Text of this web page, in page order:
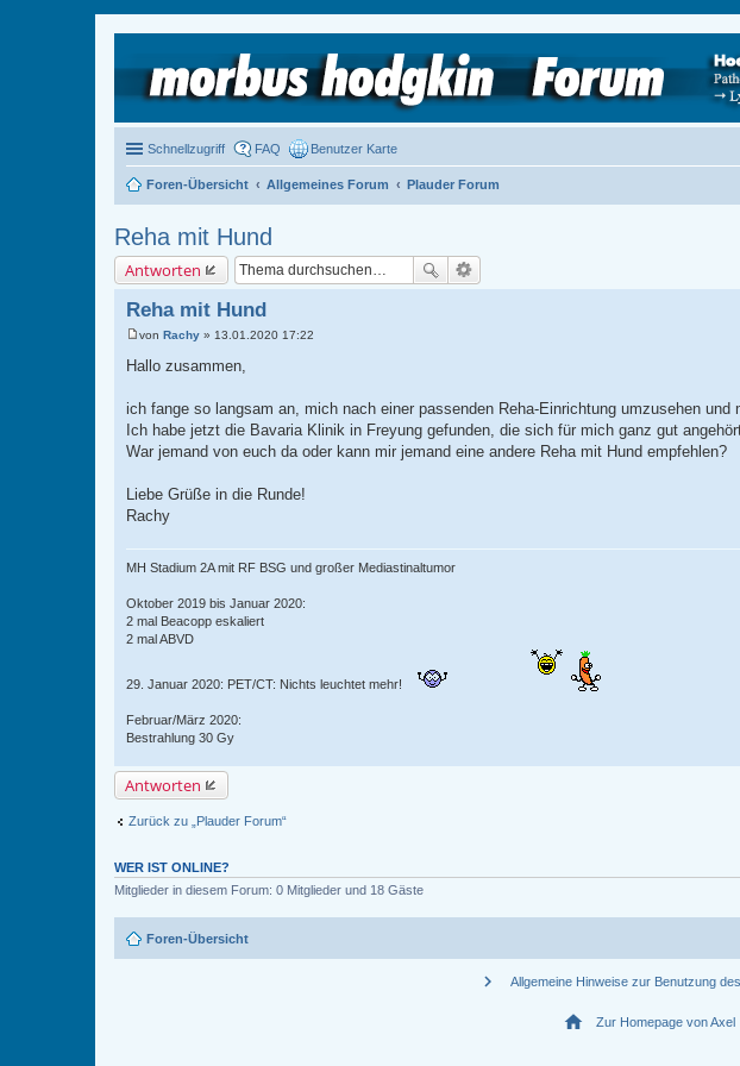
Schnellzugriff FAQ Benutzer Karte
Foren-Übersicht Allgemeines Forum Plauder Forum
Reha mit Hund
Antworten
Reha mit Hund
e
i
r
a
g
von Rachy » 13.01.2020 17:22
Hallo zusammen,
ich fange so langsam an, mich nach einer passenden Reha-Einrichtung umzusehen
Ich habe jetzt die Bavaria Klinik in Freyung gefunden, die sich für mich ganz gut
War jemand von euch da oder kann mir jemand eine andere Reha mit Hund empfehlen?
Liebe Grüße in die Runde!
Rachy
MH Stadium 2A mit RF BSG und großer Mediastinaltumor
Oktober 2019 bis Januar 2020:
2 mal Beacopp eskaliert
2 mal ABVD
29. Januar 2020: PET/CT: Nichts leuchtet mehr!
Februar/März 2020:
Bestrahlung 30 Gy
Antworten
Zurück zu „Plauder Forum“
WER IST ONLINE?
Mitglieder in diesem Forum: 0 Mitglieder und 18 Gäste
Foren-Übersicht
chevron_right Allgemeine Hinweise zur Benutzung
home Zur Homepage von Axel